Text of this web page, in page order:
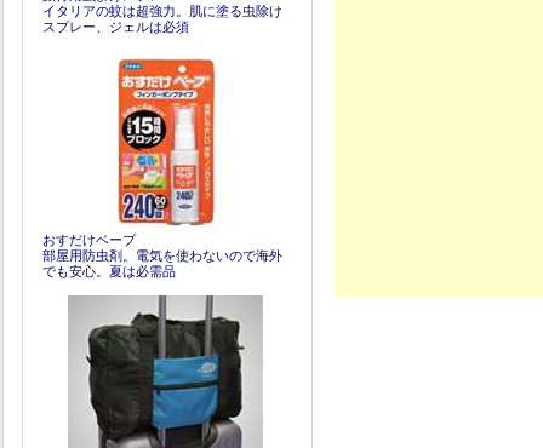
イタリアの蚊は超強力。肌に塗る虫除け
スプレー、ジェルは必須
おすだけベープ
部屋用防虫剤。電気を使わないので海外
でも安心。夏は必需品